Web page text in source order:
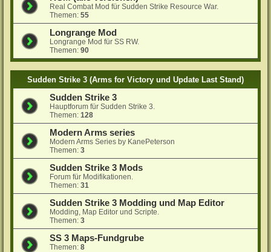
Real Combat Mod für Sudden Strike Resource War.
Themen:55
Longrange Mod
Longrange Mod für SS RW.
Themen:90
Sudden Strike 3 (Arms for Victory und Update Last Stand)
Sudden Strike 3
Hauptforum für Sudden Strike 3.
Themen:128
Modern Arms series
Modern Arms Series by KanePeterson
Themen:3
Sudden Strike 3 Mods
Forum für Modifikationen.
Themen:31
Sudden Strike 3 Modding und Map Editor
Modding, Map Editor und Scripte.
Themen:3
SS 3 Maps-Fundgrube
Themen:8